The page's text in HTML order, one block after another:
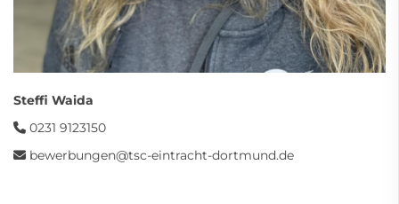
Steffi Waida
0231 9123150
bewerbungen@tsc-eintracht-dortmund.de